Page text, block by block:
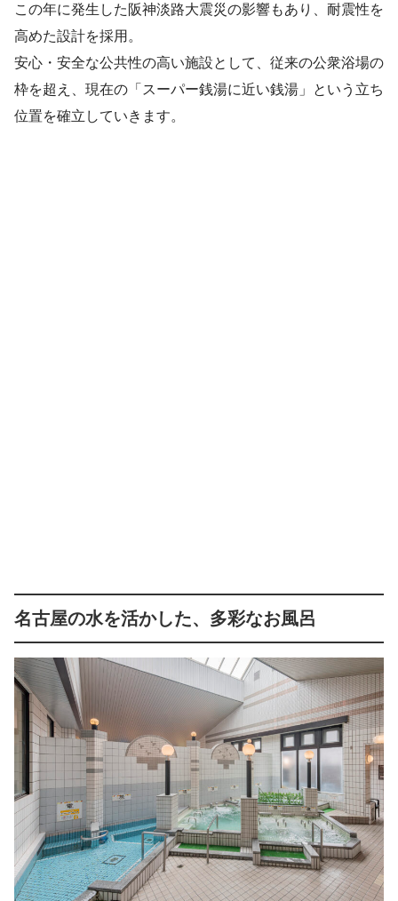
この年に発生した阪神淡路大震災の影響もあり、耐震性を
高めた設計を採用。
安心・安全な公共性の高い施設として、従来の公衆浴場の
枠を超え、現在の「スーパー銭湯に近い銭湯」という立ち
位置を確立していきます。
名古屋の水を活かした、多彩なお風呂